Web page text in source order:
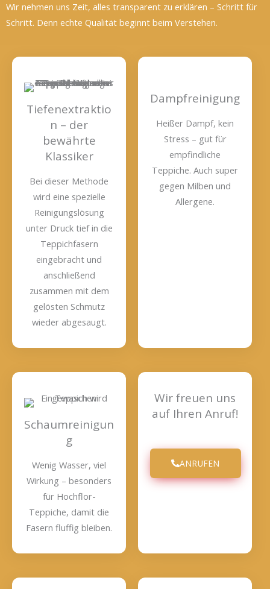
Wir nehmen uns Zeit, alles transparent zu erklären – Schritt für
Schritt. Denn echte Qualität beginnt beim Verstehen.
Tiefenextraktio
n – der
bewährte
Klassiker
Bei dieser Methode
wird eine spezielle
Reinigungslösung
unter Druck tief in die
Teppichfasern
eingebracht und
anschließend
zusammen mit dem
gelösten Schmutz
wieder abgesaugt.
Dampfreinigung
Heißer Dampf, kein
Stress – gut für
empfindliche
Teppiche. Auch super
gegen Milben und
Allergene.
Schaumreinigun
g
Wenig Wasser, viel
Wirkung – besonders
für Hochflor-
Teppiche, damit die
Fasern fluffig bleiben.
Wir freuen uns
auf Ihren Anruf!
ANRUFEN